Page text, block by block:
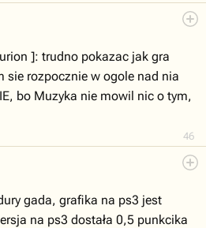
46
]: trudno pokazac jak gra
sie rozpocznie w ogole nad nia
bo Muzyka nie mowil nic o tym,
gada, grafika na ps3 jest
na ps3 dostała 0,5 punkcika